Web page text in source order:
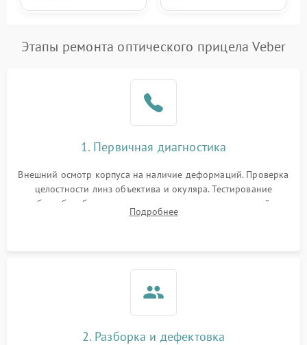
Этапы ремонта оптического прицела Veber
1. Первичная диагностика
Внешний осмотр корпуса на наличие деформаций. Проверка
целостности линз объектива и окуляра. Тестирование
работы барабанчиков ввода поправок, кольца отстройки
параллакса и зума. Выявление сколов, внутренних
Подробнее
2. Разборка и дефектовка